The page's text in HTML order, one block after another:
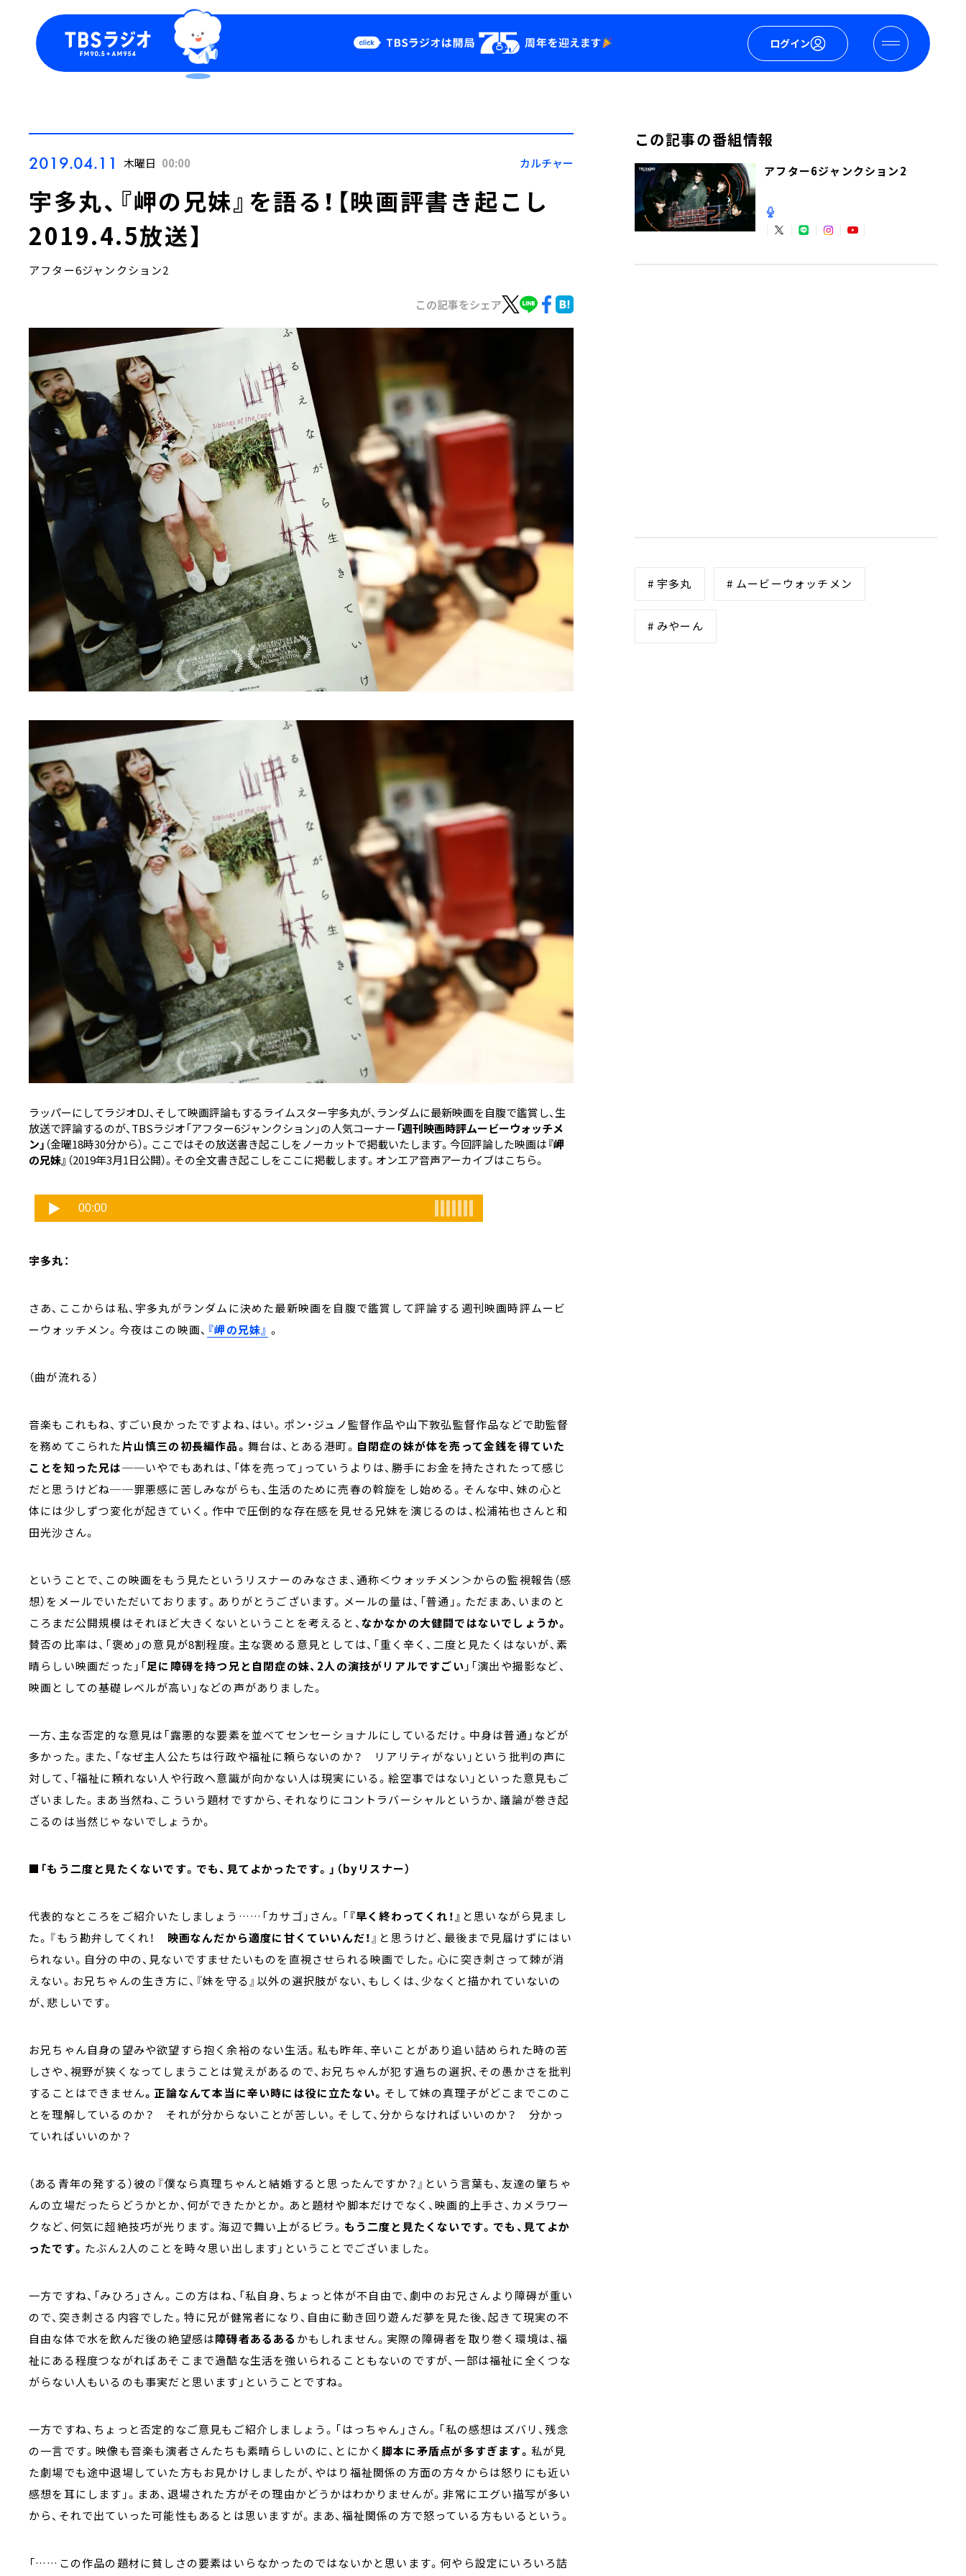
ログイン
Podcast
YouTube
2019.04.11 木曜日 00:00 カルチャー
宇多丸、『岬の兄妹』を語る！【映画評書き起こし
2019.4.5放送】
アフター6ジャンクション2
この記事をシェア
ラッパーにしてラジオDJ、そして映画評論もするライムスター宇多丸が、ランダムに最新映画を自腹で鑑賞し、生
放送で評論するのが、TBSラジオ「アフター6ジャンクション」の人気コーナー 「週刊映画時評ムービーウォッチメ
ン」 （金曜18時30分から）。ここではその放送書き起こしをノーカットで掲載いたします。今回評論した映画は『岬
の兄妹』 （2019年3月1日公開）。その全文書き起こしをここに掲載します。オンエア音声アーカイブはこちら。
宇多丸：
さあ、ここからは私、宇多丸がランダムに決めた最新映画を自腹で鑑賞して評論する週刊映画時評ムービ
ーウォッチメン。今夜はこの映画、 『岬の兄妹』 。
（曲が流れる）
音楽もこれもね、すごい良かったですよね、はい。ポン・ジュノ監督作品や山下敦弘監督作品などで助監督
を務めてこられた片山慎三の初長編作品。 舞台は、とある港町。 自閉症の妹が体を売って金銭を得ていた
ことを知った兄は──いやでもあれは、「体を売って」っていうよりは、勝手にお金を持たされたって感じ
だと思うけどね──罪悪感に苦しみながらも、生活のために売春の斡旋をし始める。そんな中、妹の心と
体には少しずつ変化が起きていく。作中で圧倒的な存在感を見せる兄妹を演じるのは、松浦祐也さんと和
田光沙さん。
ということで、この映画をもう見たというリスナーのみなさま、通称＜ウォッチメン＞からの監視報告（感
想）をメールでいただいております。ありがとうございます。メールの量は、「普通」。ただまあ、いまのと
ころまだ公開規模はそれほど大きくないということを考えると、 なかなかの大健闘ではないでしょうか。
賛否の比率は、「褒め」の意見が8割程度。主な褒める意見としては、「重く辛く、二度と見たくはないが、素
晴らしい映画だった」「足に障碍を持つ兄と自閉症の妹、2人の演技がリアルですごい 」「演出や撮影など、
映画としての基礎レベルが高い」などの声がありました。
一方、主な否定的な意見は「露悪的な要素を並べてセンセーショナルにしているだけ。中身は普通」などが
多かった。また、「なぜ主人公たちは行政や福祉に頼らないのか？ リアリティがない」という批判の声に
対して、「福祉に頼れない人や行政へ意識が向かない人は現実にいる。絵空事ではない」といった意見もご
ざいました。まあ当然ね、こういう題材ですから、それなりにコントラバーシャルというか、議論が巻き起
こるのは当然じゃないでしょうか。
■「もう二度と見たくないです。でも、見てよかったです。」（byリスナー）
代表的なところをご紹介いたしましょう……「カサゴ」さん。「『早く終わってくれ！』 と思いながら見まし
た。『もう勘弁してくれ！ 映画なんだから適度に甘くていいんだ！ 』と思うけど、最後まで見届けずにはい
られない。自分の中の、見ないですませたいものを直視させられる映画でした。心に突き刺さって棘が消
えない。お兄ちゃんの生き方に、『妹を守る』以外の選択肢がない、もしくは、少なくと描かれていないの
が、悲しいです。
お兄ちゃん自身の望みや欲望すら抱く余裕のない生活。私も昨年、辛いことがあり追い詰められた時の苦
しさや、視野が狭くなってしまうことは覚えがあるので、お兄ちゃんが犯す過ちの選択、その愚かさを批判
することはできません。正論なんて本当に辛い時には役に立たない。 そして妹の真理子がどこまでこのこ
とを理解しているのか？ それが分からないことが苦しい。そして、分からなければいいのか？ 分かっ
ていればいいのか？
（ある青年の発する）彼の『僕なら真理ちゃんと結婚すると思ったんですか？』という言葉も、友達の肇ちゃ
んの立場だったらどうかとか、何ができたかとか。あと題材や脚本だけでなく、映画的上手さ、カメラワー
クなど、何気に超絶技巧が光ります。海辺で舞い上がるビラ。 もう二度と見たくないです。でも、見てよか
ったです。 たぶん2人のことを時々思い出します」ということでございました。
一方ですね、「みひろ」さん。この方はね、「私自身、ちょっと体が不自由で、劇中のお兄さんより障碍が重い
ので、突き刺さる内容でした。特に兄が健常者になり、自由に動き回り遊んだ夢を見た後、起きて現実の不
自由な体で水を飲んだ後の絶望感は障碍者あるある かもしれません。実際の障碍者を取り巻く環境は、福
祉にある程度つながればあそこまで過酷な生活を強いられることもないのですが、一部は福祉に全くつな
がらない人もいるのも事実だと思います」ということですね。
一方ですね、ちょっと否定的なご意見もご紹介しましょう。「はっちゃん」さん。「私の感想はズバリ、残念
の一言です。映像も音楽も演者さんたちも素晴らしいのに、とにかく 脚本に矛盾点が多すぎます。 私が見
た劇場でも途中退場していた方もお見かけしましたが、やはり福祉関係の方面の方々からは怒りにも近い
感想を耳にします」。まあ、退場された方がその理由かどうかはわかりませんが。非常にエグい描写が多い
から、それで出ていった可能性もあるとは思いますが。まあ、福祉関係の方で怒っている方もいるという。
「……この作品の題材に貧しさの要素はいらなかったのではないかと思います。何やら設定にいろいろ詰
この記事の番組情報
アフター6ジャンクション2
# 宇多丸 # ムービーウォッチメン
# みやーん